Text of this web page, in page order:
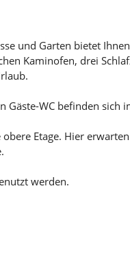
und Garten bietet
Kaminofen, drei
WC befinden sich
Etage. Hier
werden.